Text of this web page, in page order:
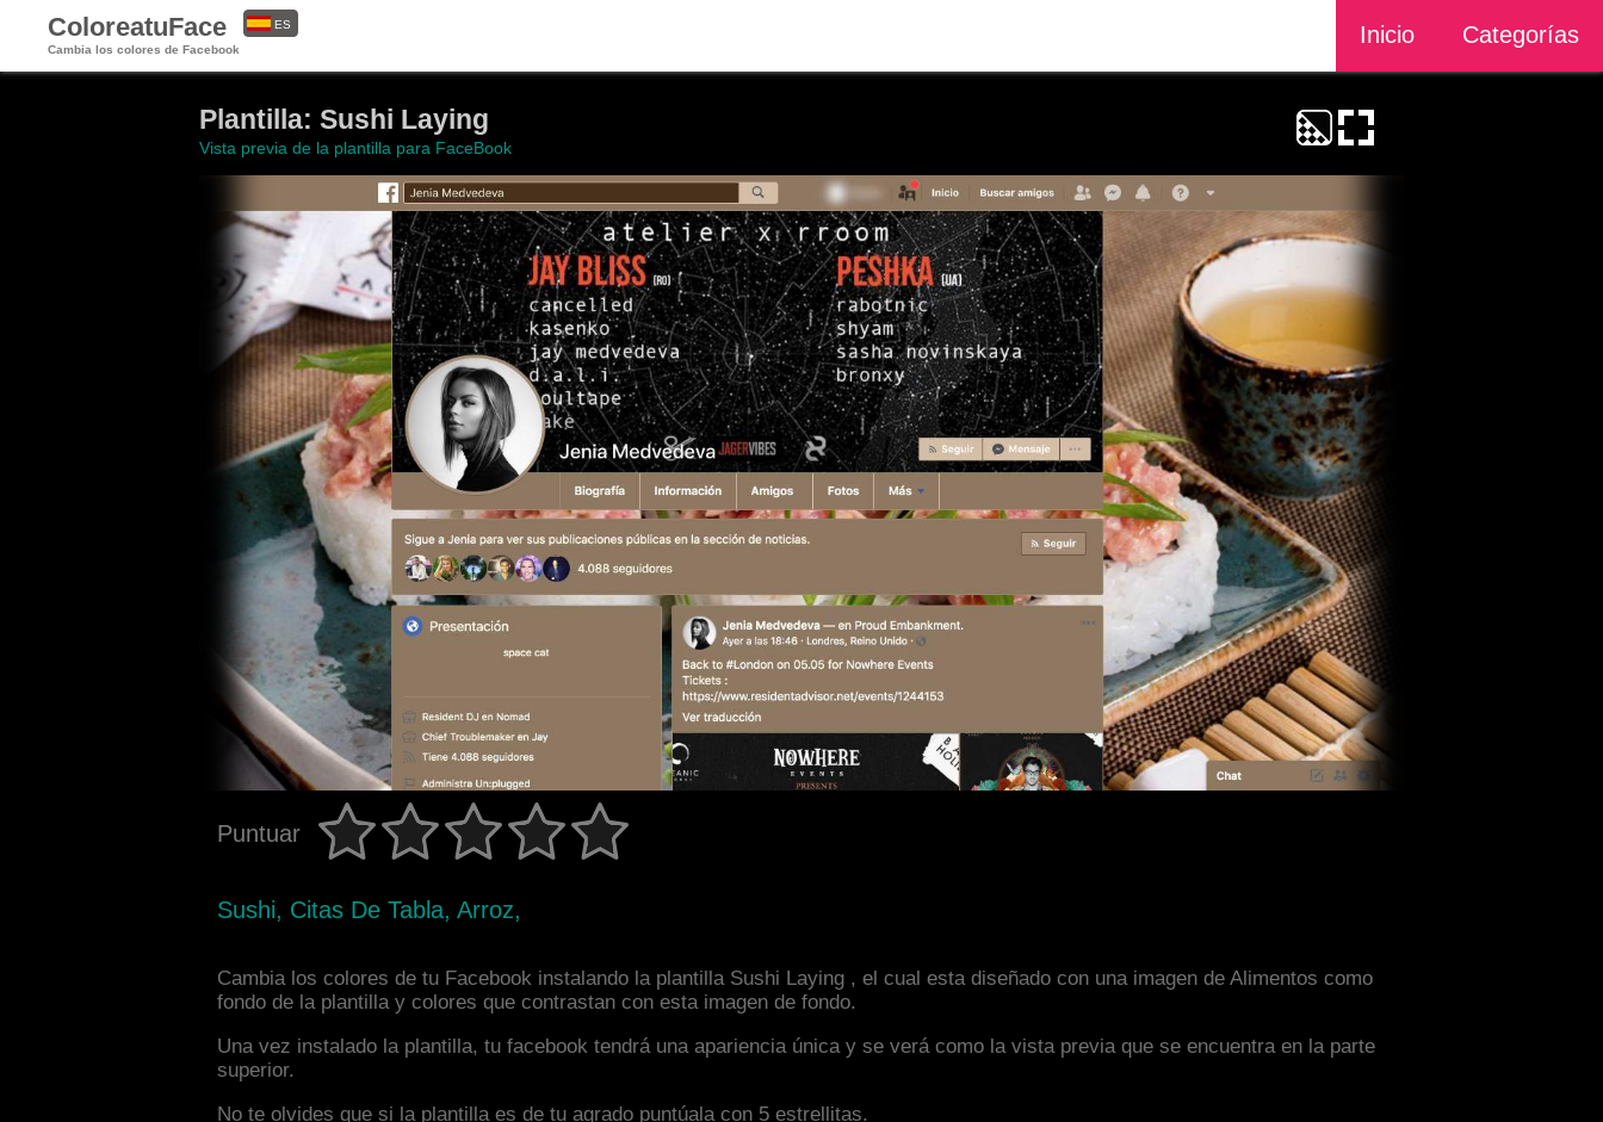
ColoreatuFace
Cambia los colores de Facebook
Inicio Categorías
ES
Plantilla: Sushi Laying
Vista previa de la plantilla para FaceBook
Puntuar
Sushi, Citas De Tabla, Arroz,
Cambia los colores de tu Facebook instalando la plantilla Sushi Laying , el cual esta diseñado con una imagen de Alimentos como
fondo de la plantilla y colores que contrastan con esta imagen de fondo.
Una vez instalado la plantilla, tu facebook tendrá una apariencia única y se verá como la vista previa que se encuentra en la parte
superior.
No te olvides que si la plantilla es de tu agrado puntúala con 5 estrellitas.